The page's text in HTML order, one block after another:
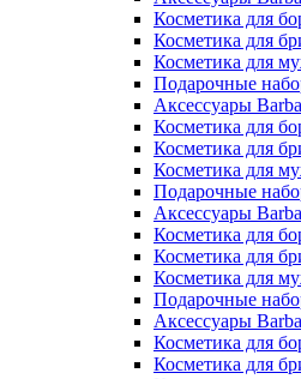
Косметика для
Косметика для
Косметика для
Подарочные
Аксессуары
Косметика для
Косметика для
Косметика для
Подарочные
Аксессуары
Косметика для
Косметика для
Косметика для
Подарочные
Аксессуары
Косметика для
Косметика для